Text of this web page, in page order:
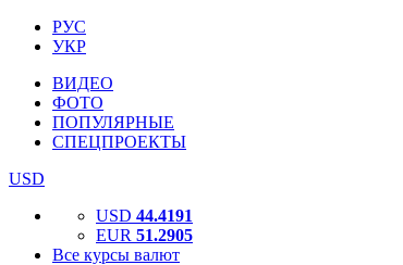
РУС
УКР
ВИДЕО
ФОТО
ПОПУЛЯРНЫЕ
СПЕЦПРОЕКТЫ
USD
USD 44.4191
EUR 51.2905
Все курсы валют